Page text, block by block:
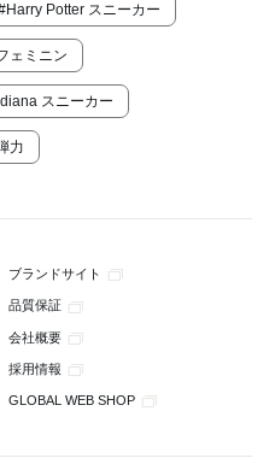
Potter スニーカー
ェミニン
スニーカー
力
ブランドサイト
品質保証
会社概要
採用情報
GLOBAL WEB SHOP